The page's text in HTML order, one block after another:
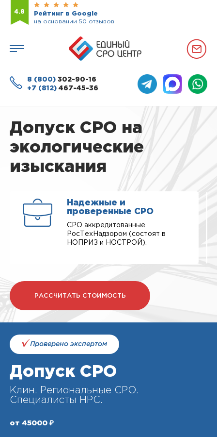
4.8
Рейтинг в Google
на основании 50 отзывов
8 (800) 302-90-16
+7 (812) 467-45-36
Допуск СРО на
экологические
изыскания
Надежные и
проверенные СРО
СРО аккредитованные
РосТехНадзором (состоят в
НОПРИЗ и НОСТРОЙ).
РАССЧИТАТЬ СТОИМОСТЬ
Проверено экспертом
Допуск СРО
Клин. Региональные СРО.
Специалисты НРС.
от 45000 ₽